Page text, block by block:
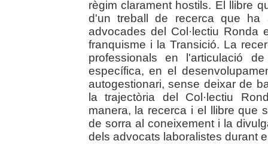
règim clarament hostils. El llibre
d'un treball de recerca que ha
advocades del Col·lectiu Ronda
franquisme i la Transició. La
professionals en l'articulació
específica, en el
autogestionari, sense deixar de
la trajectòria del Col·lectiu
manera, la recerca i el llibre que
de sorra al coneixement i la
dels advocats laboralistes durant